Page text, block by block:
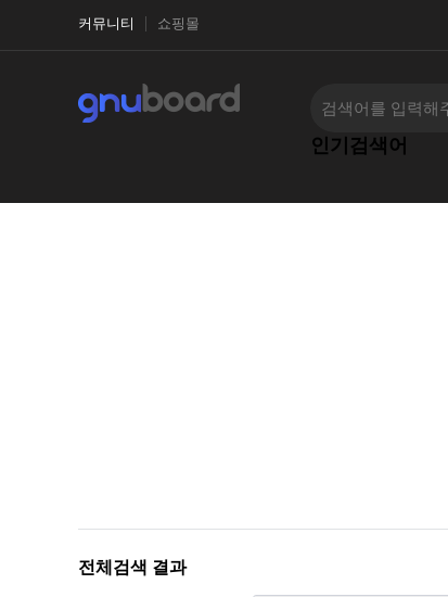
커뮤니티 쇼핑몰
인기검색어
전체검색 결과